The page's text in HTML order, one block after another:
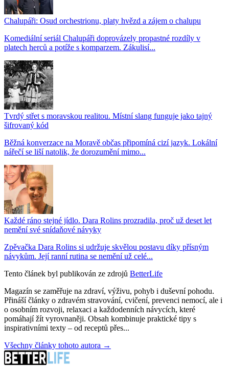
Chalupáři: Osud orchestrionu, platy hvězd a zájem o chalupu
Komediální seriál Chalupáři doprovázely propastné rozdíly v
platech herců a potíže s komparzem. Zákulisí...
Tvrdý střet s moravskou realitou. Místní slang funguje jako tajný
šifrovaný kód
Běžná konverzace na Moravě občas připomíná cizí jazyk. Lokální
nářečí se liší natolik, že dorozumění mimo...
Každé ráno stejné jídlo. Dara Rolins prozradila, proč už deset let
nemění své snídaňové návyky
Zpěvačka Dara Rolins si udržuje skvělou postavu díky přísným
návykům. Její ranní rutina se nemění už celé...
Tento článek byl publikován ze zdrojů BetterLife
Magazín se zaměřuje na zdraví, výživu, pohyb i duševní pohodu.
Přináší články o zdravém stravování, cvičení, prevenci nemocí, ale i
o osobním rozvoji, relaxaci a každodenních návycích, které
pomáhají žít vyrovnaněji. Obsah kombinuje praktické tipy s
inspirativními texty – od receptů přes...
Všechny články tohoto autora →